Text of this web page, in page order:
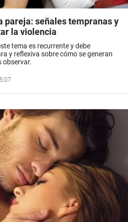
pareja: señales tempranas y
la violencia
tema es recurrente y debe
y reflexiva sobre cómo se generan
observar.